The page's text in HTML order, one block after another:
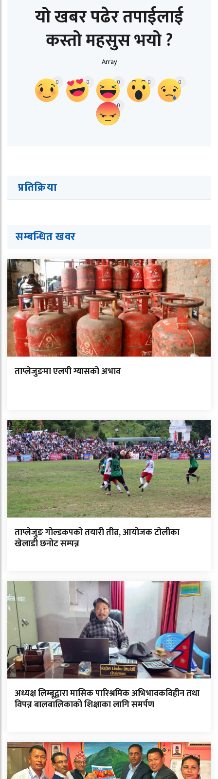
यो खबर पढेर तपाईलाई
कस्तो महसुस भयो ?
Array
0 0 0 0 0
0
प्रतिक्रिया
सम्बन्धित खवर
ताप्लेजुङमा एलपी ग्यासको अभाव
ताप्लेजुङ गोल्डकपको तयारी तीव्र, आयोजक टोलीका
खेलाडी छनोट सम्पन्न
अध्यक्ष लिम्बूद्वारा मासिक पारिश्रमिक अभिभावकविहीन तथा
विपन्न बालबालिकाको शिक्षाका लागि समर्पण